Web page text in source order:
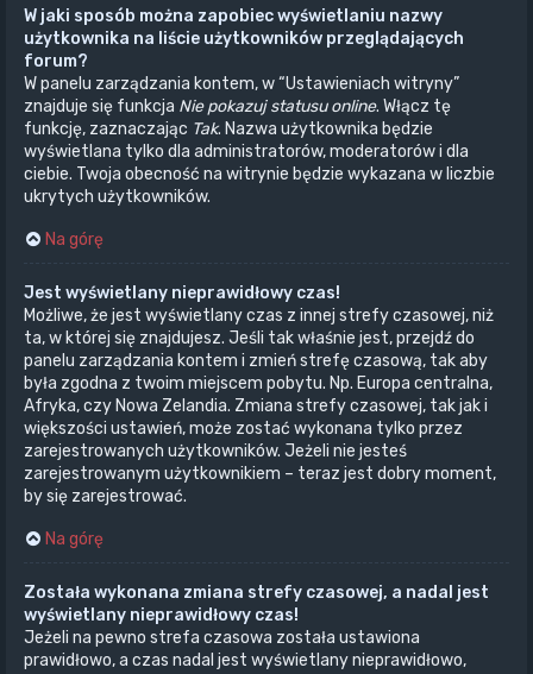
W jaki sposób można zapobiec wyświetlaniu nazwy
użytkownika na liście użytkowników przeglądających
forum?
W panelu zarządzania kontem, w “Ustawieniach witryny”
znajduje się funkcja Nie pokazuj statusu online. Włącz tę
funkcję, zaznaczając Tak. Nazwa użytkownika będzie
wyświetlana tylko dla administratorów, moderatorów i dla
ciebie. Twoja obecność na witrynie będzie wykazana w liczbie
ukrytych użytkowników.
Na górę
Jest wyświetlany nieprawidłowy czas!
Możliwe, że jest wyświetlany czas z innej strefy czasowej, niż
ta, w której się znajdujesz. Jeśli tak właśnie jest, przejdź do
panelu zarządzania kontem i zmień strefę czasową, tak aby
była zgodna z twoim miejscem pobytu. Np. Europa centralna,
Afryka, czy Nowa Zelandia. Zmiana strefy czasowej, tak jak i
większości ustawień, może zostać wykonana tylko przez
zarejestrowanych użytkowników. Jeżeli nie jesteś
zarejestrowanym użytkownikiem – teraz jest dobry moment,
by się zarejestrować.
Na górę
Została wykonana zmiana strefy czasowej, a nadal jest
wyświetlany nieprawidłowy czas!
Jeżeli na pewno strefa czasowa została ustawiona
prawidłowo, a czas nadal jest wyświetlany nieprawidłowo,